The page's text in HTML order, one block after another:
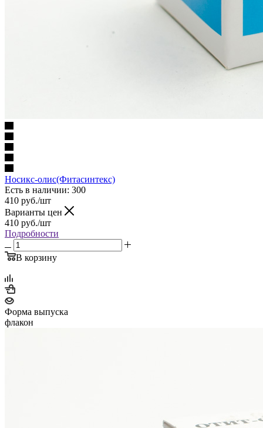
Носикс-олис(Фитасинтекс)
Есть в наличии: 300
410 руб./шт
Варианты цен
410 руб./шт
Подробности
В корзину
Форма выпуска
флакон